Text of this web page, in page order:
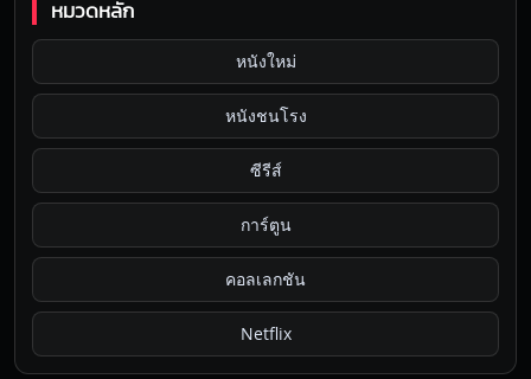
หมวดหลัก
หนังใหม่
หนังชนโรง
ซีรีส์
การ์ตูน
คอลเลกชัน
Netflix